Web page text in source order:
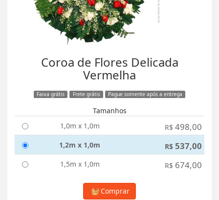
Coroa de Flores Delicada
Vermelha
Faixa grátis Frete grátis Pague somente após a entrega
Tamanhos
1,0m x 1,0m
R$ 498,00
1,2m x 1,0m R$ 537,00
1,5m x 1,0m R$ 674,00
Comprar